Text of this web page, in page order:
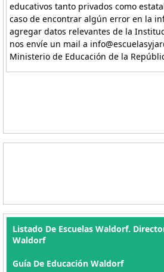
educativos tanto privados como
caso de encontrar algún error en la
agregar datos relevantes de la
nos envíe un mail a
Ministerio de Educación de la
Listado De Escuelas Waldorf.
Waldorf
Guía De Educación Waldorf